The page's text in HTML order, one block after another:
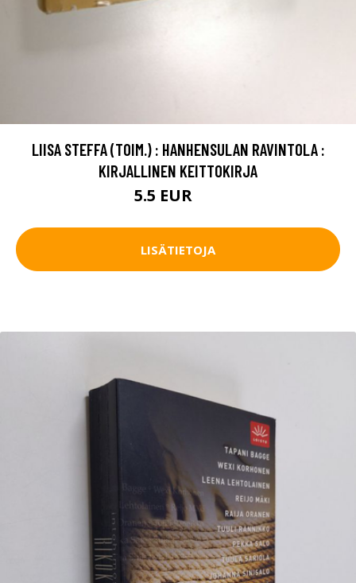
LIISA STEFFA (TOIM.) : HANHENSULAN RAVINTOLA :
KIRJALLINEN KEITTOKIRJA
5.5 EUR
LISÄTIETOJA